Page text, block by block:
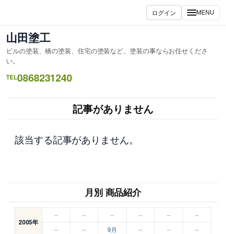
ス
キ
ッ
プ
ログイン MENU
山田塗工
ビルの塗装、橋の塗装、住宅の塗装など、塗装の事ならお任せくださ
い。
TEL0868231240
記事がありません
該当する記事がありません。
月別 商品紹介
2005年
– – – – –
–
–
– 9月 – – –